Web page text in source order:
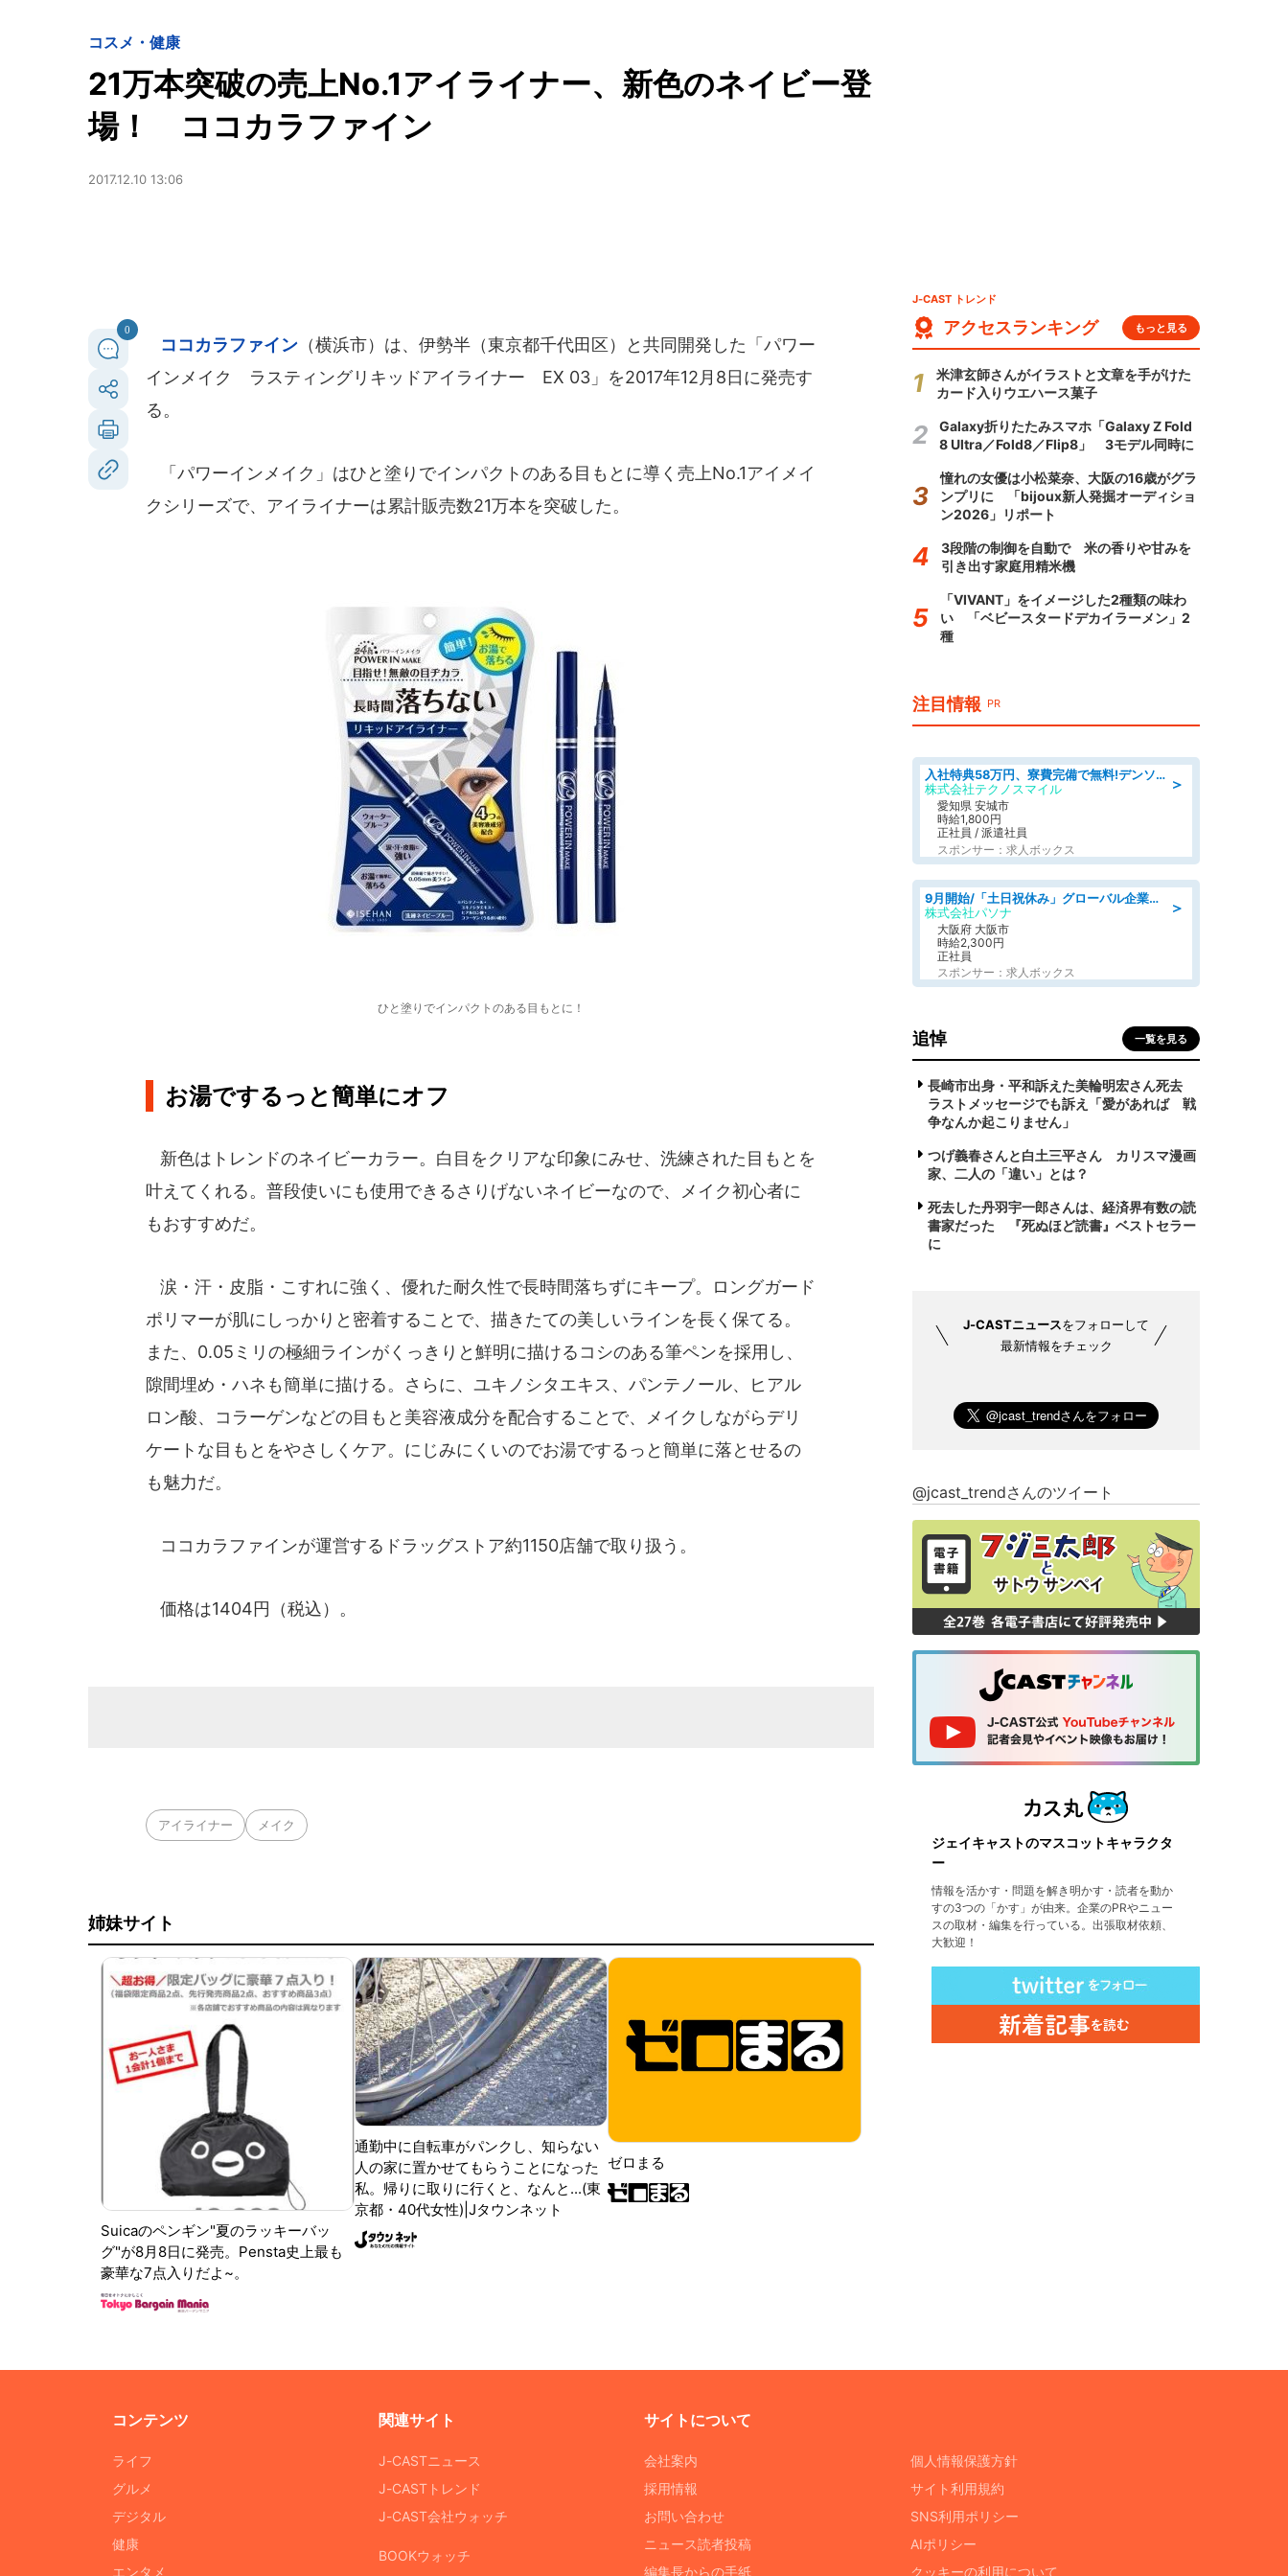
コスメ・健康
21万本突破の売上No.1アイライナー、新色のネイビー登
場！ ココカラファイン
2017.12.10 13:06
0
ココカラファイン （横浜市）は、伊勢半（東京都千代田区）と共同開発した「パワー
インメイク ラスティングリキッドアイライナー EX 03」を2017年12月8日に発売す
る。
「パワーインメイク」はひと塗りでインパクトのある目もとに導く売上No.1アイメイ
クシリーズで、アイライナーは累計販売数21万本を突破した。
ひと塗りでインパクトのある目もとに！
お湯でするっと簡単にオフ
新色はトレンドのネイビーカラー。白目をクリアな印象にみせ、洗練された目もとを
叶えてくれる。普段使いにも使用できるさりげないネイビーなので、メイク初心者に
もおすすめだ。
涙・汗・皮脂・こすれに強く、優れた耐久性で長時間落ちずにキープ。ロングガード
ポリマーが肌にしっかりと密着することで、描きたての美しいラインを長く保てる。
また、0.05ミリの極細ラインがくっきりと鮮明に描けるコシのある筆ペンを採用し、
隙間埋め・ハネも簡単に描ける。さらに、ユキノシタエキス、パンテノール、ヒアル
ロン酸、コラーゲンなどの目もと美容液成分を配合することで、メイクしながらデリ
ケートな目もとをやさしくケア。にじみにくいのでお湯でするっと簡単に落とせるの
も魅力だ。
ココカラファインが運営するドラッグストア約1150店舗で取り扱う。
価格は1404円（税込）。
アイライナー メイク
姉妹サイト
Suicaのペンギン"夏のラッキーバッ
グ"が8月8日に発売。Pensta史上最も
豪華な7点入りだよ~。
通勤中に自転車がパンクし、知らない
人の家に置かせてもらうことになった
私。帰りに取りに行くと、なんと...(東
京都・40代女性)|Jタウンネット
ゼロまる
J-CAST トレンド
アクセスランキング もっと見る
米津玄師さんがイラストと文章を手がけた
カード入りウエハース菓子
Galaxy折りたたみスマホ「Galaxy Z Fold
8 Ultra／Fold8／Flip8」 3モデル同時に
憧れの女優は小松菜奈、大阪の16歳がグラ
ンプリに 「bijoux新人発掘オーディショ
ン2026」リポート
3段階の制御を自動で 米の香りや甘みを
引き出す家庭用精米機
「VIVANT」をイメージした2種類の味わ
い 「ベビースタードデカイラーメン」2
種
注目情報 PR
＞
入社特典58万円、寮費完備で無料!デンソーで働こう!自動車工場で小型部品の検査業務 denso aichi
株式会社テクノスマイル
愛知県 安城市
時給1,800円
正社員 / 派遣社員
スポンサー：求人ボックス
＞
9月開始/「土日祝休み」グローバル企業での産業保健のお仕事/保健師/高時給/残業なし/服装自由
株式会社パソナ
大阪府 大阪市
時給2,300円
正社員
スポンサー：求人ボックス
追悼 一覧を見る
長崎市出身・平和訴えた美輪明宏さん死去
ラストメッセージでも訴え「愛があれば 戦
争なんか起こりません」
つげ義春さんと白土三平さん カリスマ漫画
家、二人の「違い」とは？
死去した丹羽宇一郎さんは、経済界有数の読
書家だった 『死ぬほど読書』ベストセラー
に
J-CASTニュースをフォローして
最新情報をチェック
@jcast_trendさんのツイート
ジェイキャストのマスコットキャラクタ
ー
情報を活かす・問題を解き明かす・読者を動か
すの3つの「かす」が由来。企業のPRやニュー
スの取材・編集を行っている。出張取材依頼、
大歓迎！
コンテンツ
ライフ
グルメ
デジタル
健康
エンタメ
関連サイト
J-CASTニュース
J-CASTトレンド
J-CAST会社ウォッチ
BOOKウォッチ
サイトについて
会社案内
採用情報
お問い合わせ
ニュース読者投稿
編集長からの手紙
個人情報保護方針
サイト利用規約
SNS利用ポリシー
AIポリシー
クッキーの利用について